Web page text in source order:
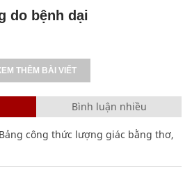
do bệnh dại
THÊM BÀI VIẾT
Bình luận nhiều
công thức lượng giác bằng thơ,